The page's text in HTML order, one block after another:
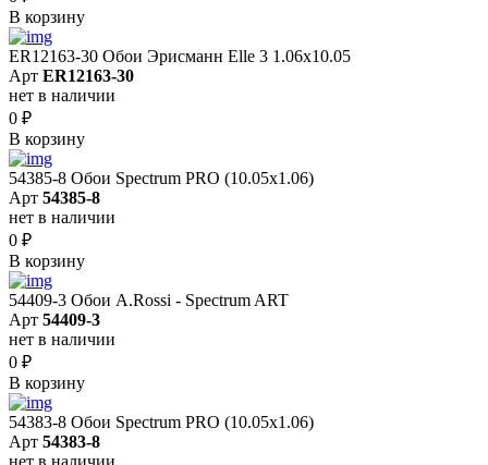
В корзину
ER12163-30 Обои Эрисманн Elle 3 1.06x10.05
Арт ER12163-30
нет в наличии
0 ₽
В корзину
54385-8 Обои Spectrum PRO (10.05х1.06)
Арт 54385-8
нет в наличии
0 ₽
В корзину
54409-3 Обои A.Rossi - Spectrum ART
Арт 54409-3
нет в наличии
0 ₽
В корзину
54383-8 Обои Spectrum PRO (10.05х1.06)
Арт 54383-8
нет в наличии